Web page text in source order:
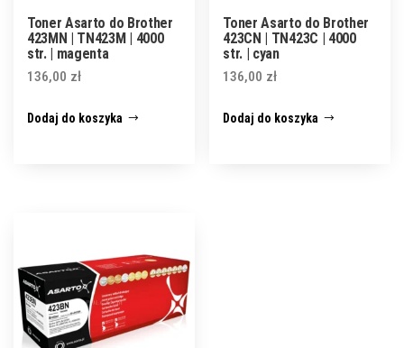
Toner Asarto do Brother
423MN | TN423M | 4000
str. | magenta
136,00 zł
Dodaj do koszyka
Toner Asarto do Brother
423CN | TN423C | 4000
str. | cyan
136,00 zł
Dodaj do koszyka